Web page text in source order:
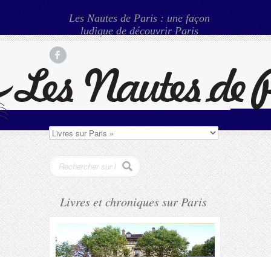
Les Nautes de Paris : une façon
ludique de découvrir Paris
Livres et chroniques sur Paris